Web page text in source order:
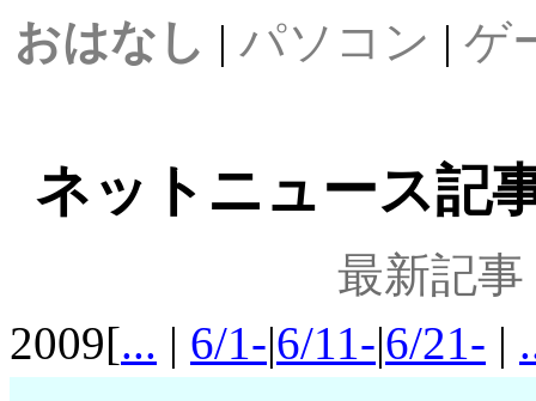
おはなし | パソコン | ゲ
ネットニュース記
最新記事
2009[... | 6/1-|6/11-|6/21- |